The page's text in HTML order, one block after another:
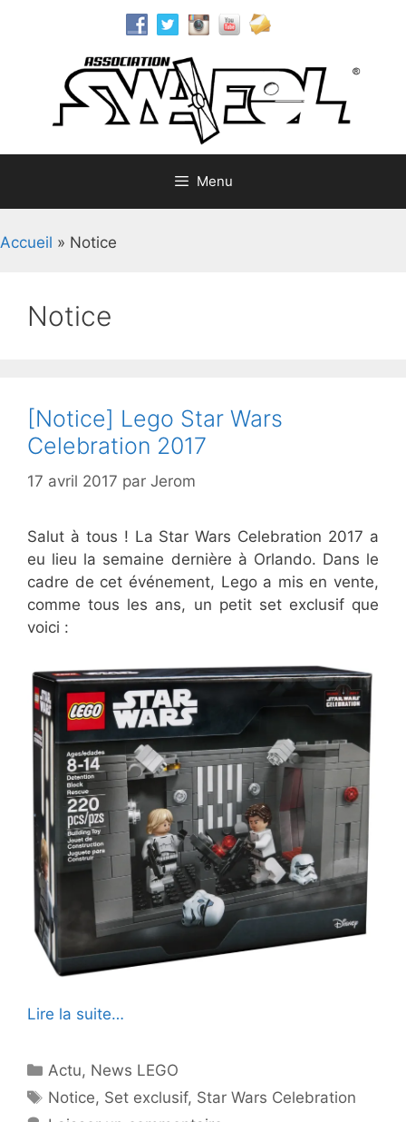
Menu
Accueil » Notice
Notice
[Notice] Lego Star Wars
Celebration 2017
17 avril 2017 par Jerom
Salut à tous ! La Star Wars Celebration 2017 a
eu lieu la semaine dernière à Orlando. Dans le
cadre de cet événement, Lego a mis en vente,
comme tous les ans, un petit set exclusif que
voici :
Lire la suite…
Catégories
Actu, News LEGO
Étiquettes
Notice, Set exclusif, Star Wars Celebration